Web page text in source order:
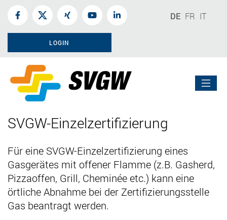
DE FR IT
LOGIN
SVGW-Einzelzertifizierung
Für eine SVGW-Einzelzertifizierung eines
Gasgerätes mit offener Flamme (z.B. Gasherd,
Pizzaoffen, Grill, Cheminée etc.) kann eine
örtliche Abnahme bei der Zertifizierungsstelle
Gas beantragt werden.